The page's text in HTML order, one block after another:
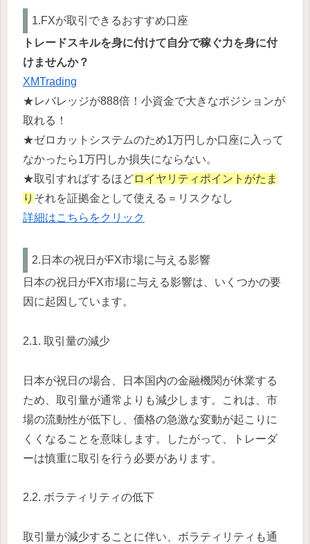
1.FXが取引できるおすすめ口座
トレードスキルを身に付けて自分で稼ぐ力を身に付
けませんか？
XMTrading
★レバレッジが888倍！小資金で大きなポジションが
取れる！
★ゼロカットシステムのため1万円しか口座に入って
なかったら1万円しか損失にならない。
★取引すればするほどロイヤリティポイントがたま
り それを証拠金として使える＝リスクなし
詳細はこちらをクリック
2.日本の祝日がFX市場に与える影響
日本の祝日がFX市場に与える影響は、いくつかの要
因に起因しています。
2.1. 取引量の減少
日本が祝日の場合、日本国内の金融機関が休業する
ため、取引量が通常よりも減少します。これは、市
場の流動性が低下し、価格の急激な変動が起こりに
くくなることを意味します。したがって、トレーダ
ーは慎重に取引を行う必要があります。
2.2. ボラティリティの低下
取引量が減少することに伴い、ボラティリティも通